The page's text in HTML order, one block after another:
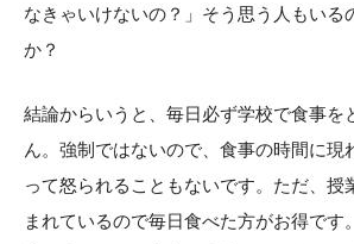
なきゃいけないの？」そう思う人もいる
か？
結論からいうと、毎日必ず学校で食事を
ん。強制ではないので、食事の時間に現
って怒られることもないです。ただ、授
まれているので毎日食べた方がお得です